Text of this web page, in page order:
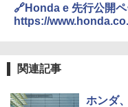
🔗Honda e 先行公開
https://
関連記事
ホンダ